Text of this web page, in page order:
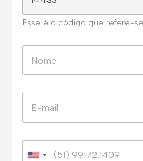
Esse é o código que refere-